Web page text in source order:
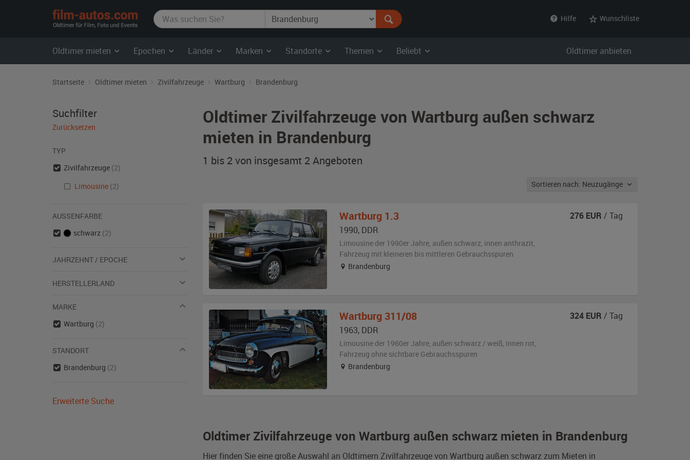
film-
autos.com
Hilfe Wunschliste
Oldtimer mieten Epochen Länder Marken Standorte Themen Beliebt Oldtimer anbieten
Startseite Oldtimer mieten Zivilfahrzeuge Wartburg Brandenburg
Oldtimer Zivilfahrzeuge von Wartburg außen schwarz
mieten in Brandenburg
1 bis 2 von insgesamt 2Angeboten
Sortieren nach: Neuzugänge
Oldtimer Zivilfahrzeuge von Wartburg außen schwarz mieten in Brandenburg
Hier finden Sie eine große Auswahl an Oldtimern Zivilfahrzeuge von Wartburg außen schwarz zum Mieten in
Wartburg 1.3
1990, DDR
Limousine der 1990er Jahre, außen schwarz, innen anthrazit,
Fahrzeug mit kleineren bis mittleren Gebrauchsspuren
Brandenburg
276 EUR / Tag
Wartburg 311/08
1963, DDR
Limousine der 1960er Jahre, außen schwarz / weiß, innen rot,
Fahrzeug ohne sichtbare Gebrauchsspuren
Brandenburg
324 EUR / Tag
Suchfilter
Zurücksetzen
TYP
Zivilfahrzeuge (2)
Limousine (2)
AUSSENFARBE
schwarz (2)
JAHRZEHNT / EPOCHE
HERSTELLERLAND
MARKE
Wartburg (2)
STANDORT
Brandenburg (2)
Erweiterte Suche